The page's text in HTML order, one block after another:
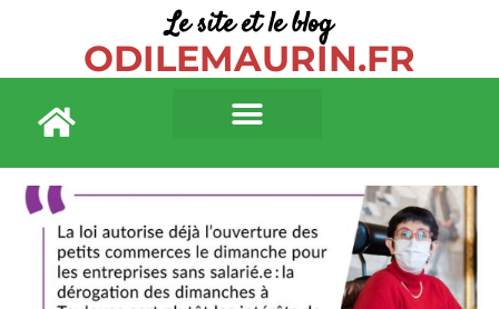
Le site et le blog
ODILEMAURIN.FR